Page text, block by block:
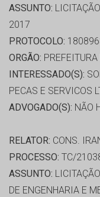
ASSUNTO:
2017
PROTOCOLO:
ORGÃO:
INTERESSADO(S):
PECAS E SERVICOS
ADVOGADO(S): NÃO
RELATOR: CONS.
PROCESSO: TC/
ASSUNTO:
DE ENGENHARIA E